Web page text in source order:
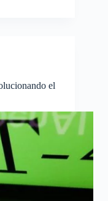
el